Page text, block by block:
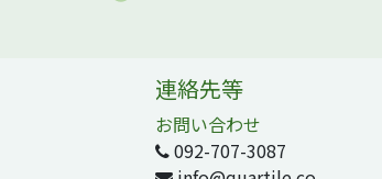
連絡先等
お問い合わせ
092-707-3087